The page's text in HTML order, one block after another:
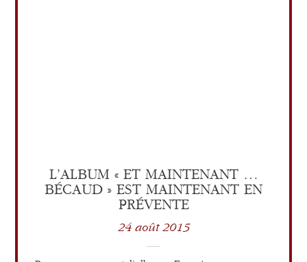
L’ALBUM « ET MAINTENANT …
BÉCAUD » EST MAINTENANT EN
PRÉVENTE
24 août 2015